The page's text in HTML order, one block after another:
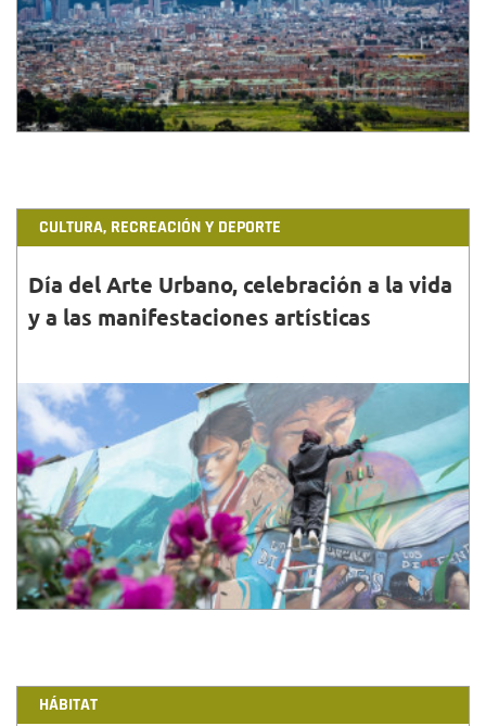
seco, no se descarta la ocurrencia de lluvias al
oriente.
CULTURA, RECREACIÓN Y DEPORTE
Día del Arte Urbano, celebración a la vida
y a las manifestaciones artísticas
31•AGO•2024
El Día del Arte Urbano exalta el valor de estas
manifestaciones artísticas para la identidad de
‘Bogotá, mi Ciudad, mi Casa’.
HÁBITAT